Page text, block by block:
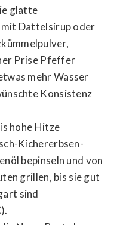
glatte
Dattelsirup oder
Prise Pfeffer
mehr Wasser
Konsistenz
hohe Hitze
Kichererbsen-
bepinseln und von
grillen, bis sie gut
sind